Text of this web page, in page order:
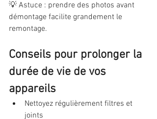
💡 Astuce : prendre des photos avant
démontage facilite grandement le
remontage.
Conseils pour prolonger la
durée de vie de vos
appareils
Nettoyez régulièrement filtres et
joints